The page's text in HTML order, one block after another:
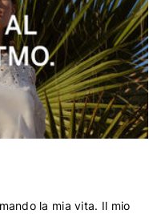
la mia vita. Il mio